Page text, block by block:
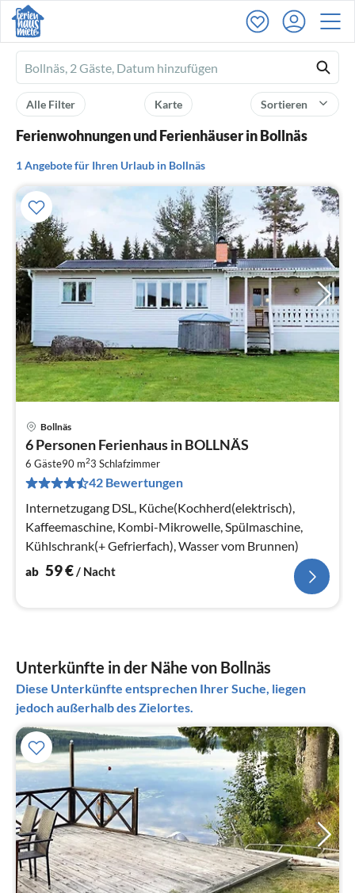
Ferienhausmiete
logo
Sortieren
Karte
Alle Filter
Ferienwohnungen und Ferienhäuser in Bollnäs
1 Angebote für Ihren Urlaub in Bollnäs
Bollnäs
6 Personen Ferienhaus in BOLLNÄS
6 Gäste90 m23 Schlafzimmer
42 Bewertungen
Internetzugang DSL, Küche(Kochherd(elektrisch),
Kaffeemaschine, Kombi-Mikrowelle, Spülmaschine,
Kühlschrank(+ Gefrierfach), Wasser vom Brunnen)
ab 59€/ Nacht
Unterkünfte in der Nähe von Bollnäs
Diese Unterkünfte entsprechen Ihrer Suche, liegen
jedoch außerhalb des Zielortes.